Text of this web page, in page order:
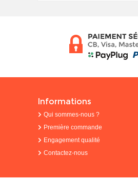
Informations
Qui sommes-nous ?
Première commande
Engagement qualité
Contactez-nous